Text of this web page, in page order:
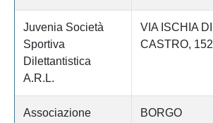
Juvenia Società
Sportiva
Dilettantistica
A.R.L.
VIA ISCHIA DI
CASTRO, 152
Associazione
BORGO